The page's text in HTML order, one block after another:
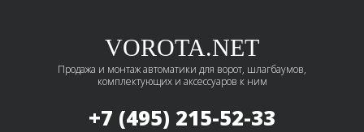
VOROTA.NET
Продажа и монтаж автоматики для ворот, шлагбаумов,
комплектующих и аксессуаров к ним
+7 (495) 215-52-33